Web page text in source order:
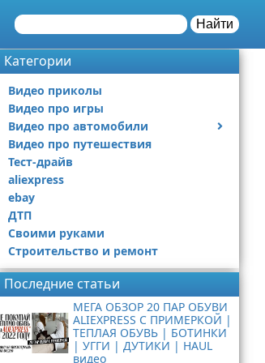
Найти
видео
Категории
Видео приколы
Видео про игры
Видео про автомобили
Ремонт автомобиля
Видео про путешествия
Тест-драйв
aliexpress
ebay
ДТП
Своими руками
Строительство и ремонт
Последние статьи
МЕГА ОБЗОР 20 ПАР ОБУВИ
ALIEXPRESS С ПРИМЕРКОЙ |
ТЕПЛАЯ ОБУВЬ | БОТИНКИ
| УГГИ | ДУТИКИ | HAUL
видео